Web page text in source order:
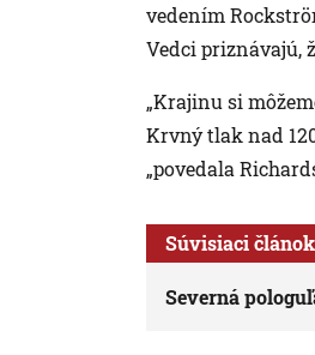
vedením
Vedci priznávajú,
„Krajinu si
Krvný tlak nad
„povedala
Súvisiaci článok
Severná